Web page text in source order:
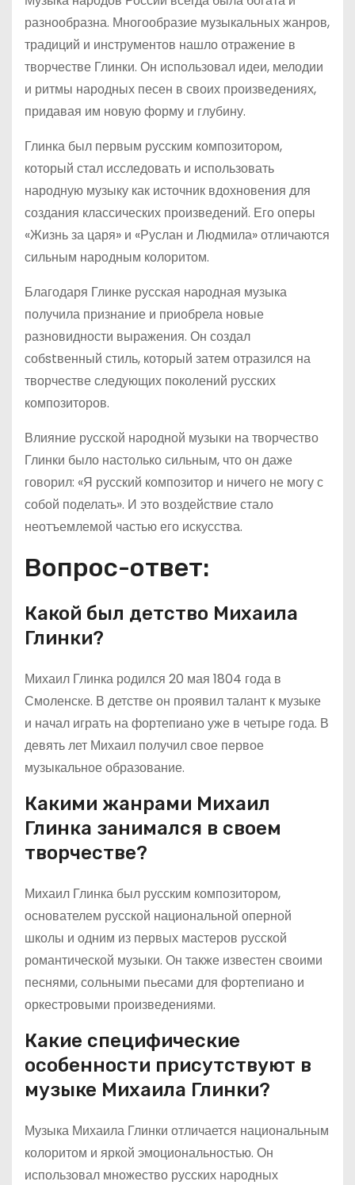
разнообразна. Многообразие музыкальных жанров,
традиций и инструментов нашло отражение в
творчестве Глинки. Он использовал идеи, мелодии
и ритмы народных песен в своих произведениях,
придавая им новую форму и глубину.
Глинка был первым русским композитором,
который стал исследовать и использовать
народную музыку как источник вдохновения для
создания классических произведений. Его оперы
«Жизнь за царя» и «Руслан и Людмила» отличаются
сильным народным колоритом.
Благодаря Глинке русская народная музыка
получила признание и приобрела новые
разновидности выражения. Он создал
собstвенный стиль, который затем отразился на
творчестве следующих поколений русских
композиторов.
Влияние русской народной музыки на творчество
Глинки было настолько сильным, что он даже
говорил: «Я русский композитор и ничего не могу с
собой поделать». И это воздействие стало
неотъемлемой частью его искусства.
Вопрос-ответ:
Какой был детство Михаила
Глинки?
Михаил Глинка родился 20 мая 1804 года в
Смоленске. В детстве он проявил талант к музыке
и начал играть на фортепиано уже в четыре года. В
девять лет Михаил получил свое первое
музыкальное образование.
Какими жанрами Михаил
Глинка занимался в своем
творчестве?
Михаил Глинка был русским композитором,
основателем русской национальной оперной
школы и одним из первых мастеров русской
романтической музыки. Он также известен своими
песнями, сольными пьесами для фортепиано и
оркестровыми произведениями.
Какие специфические
особенности присутствуют в
музыке Михаила Глинки?
Музыка Михаила Глинки отличается национальным
колоритом и яркой эмоциональностью. Он
использовал множество русских народных